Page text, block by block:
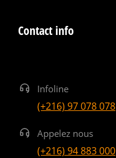
Contact info
Infoline
(+216) 97 078 078
Appelez nous
(+216) 94 883 000